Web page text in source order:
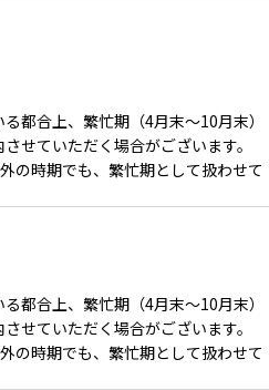
近隣ロケ地：岩に苔むす川
撮影・控室いずれ
モダン空間
オプション：窓越しに大自然が
望める畳のベッドルーム
都合上、繁忙期（4月末〜10月末）
せていただく場合がございます。
の時期でも、繁忙期として扱わせて
都合上、繁忙期（4月末〜10月末）
せていただく場合がございます。
の時期でも、繁忙期として扱わせて